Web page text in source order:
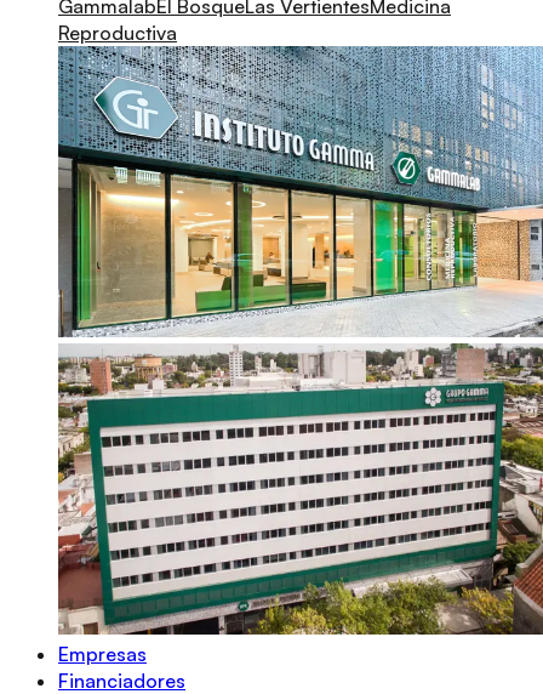
GammalabEl BosqueLas VertientesMedicina
Reproductiva
Empresas
Financiadores